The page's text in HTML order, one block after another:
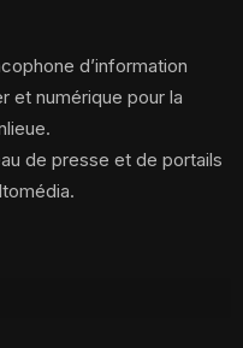
d’information
et numérique pour la
de presse et de portails